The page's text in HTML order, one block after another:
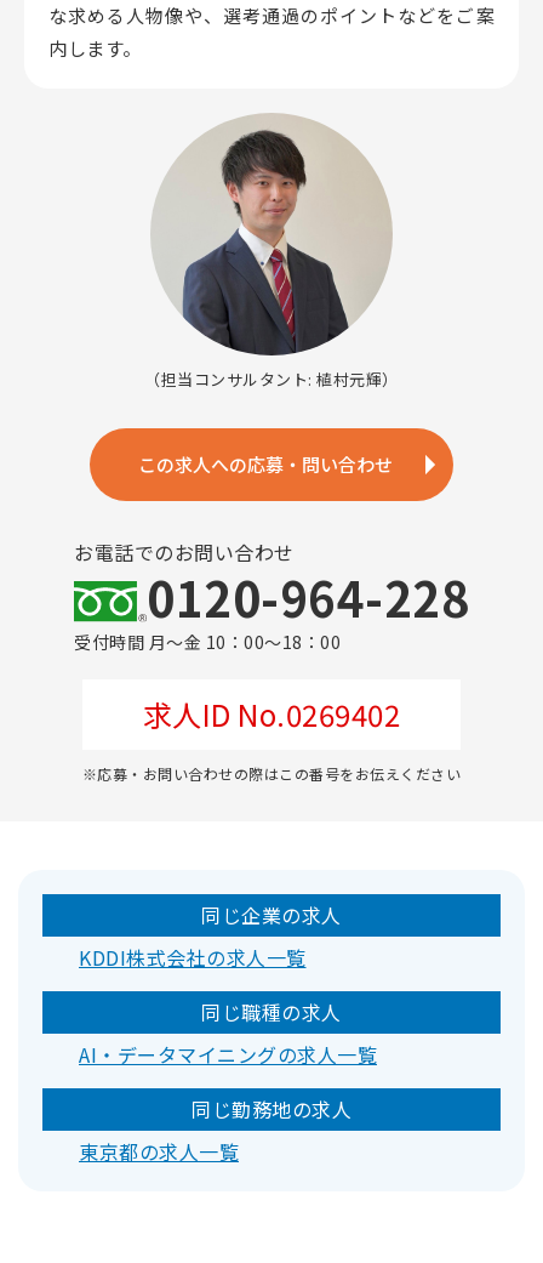
な求める人物像や、選考通過のポイントなどをご案
内します。
（担当コンサルタント: 植村元輝）
この求人への応募・問い合わせ
お電話でのお問い合わせ
0120-964-228
受付時間 月～金 10：00～18：00
求人ID No.0269402
※応募・お問い合わせの際はこの番号をお伝えください
同じ企業の求人
KDDI株式会社の求人一覧
同じ職種の求人
AI・データマイニングの求人一覧
同じ勤務地の求人
東京都の求人一覧